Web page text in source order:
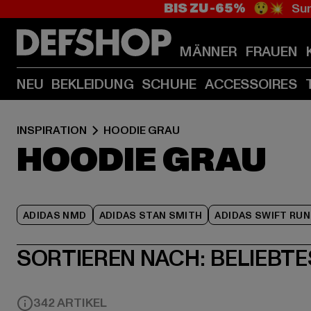
BIS ZU -65% 😲💥
MÄNNER FRAUEN
NEU BEKLEIDUNG SCHUHE ACCESSOIRES
INSPIRATION HOODIE GRAU
HOODIE GRAU
ADIDAS NMD ADIDAS STAN SMITH ADIDAS SWIFT RUN
SORTIEREN NACH:
342 ARTIKEL